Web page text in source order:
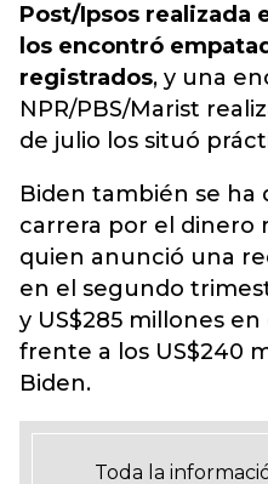
Post/Ipsos realizada
los encontró
registrados, y una
NPR/PBS/Marist
de julio los situó
Biden también se ha
carrera por el dinero
quien anunció una
en el segundo
y US$285 millones
frente a los US$240
Biden.
Toda la